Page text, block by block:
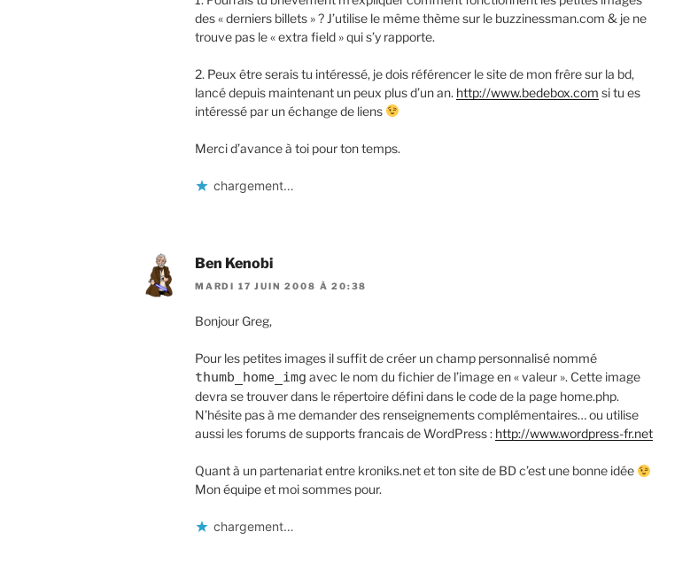
des « derniers billets » ? J’utilise le même thème sur le buzzinessman.com & je ne
trouve pas le « extra field » qui s’y rapporte.
2. Peux être serais tu intéressé, je dois référencer le site de mon frêre sur la bd,
lancé depuis maintenant un peux plus d’un an. http://www.bedebox.com si tu es
intéressé par un échange de liens
Merci d’avance à toi pour ton temps.
chargement…
Ben Kenobi
MARDI 17 JUIN 2008 À 20:38
Bonjour Greg,
Pour les petites images il suffit de créer un champ personnalisé nommé
thumb_home_img avec le nom du fichier de l’image en « valeur ». Cette image
devra se trouver dans le répertoire défini dans le code de la page home.php.
N’hésite pas à me demander des renseignements complémentaires… ou utilise
aussi les forums de supports francais de WordPress : http://www.wordpress-fr.net
Quant à un partenariat entre kroniks.net et ton site de BD c’est une bonne idée
Mon équipe et moi sommes pour.
chargement…